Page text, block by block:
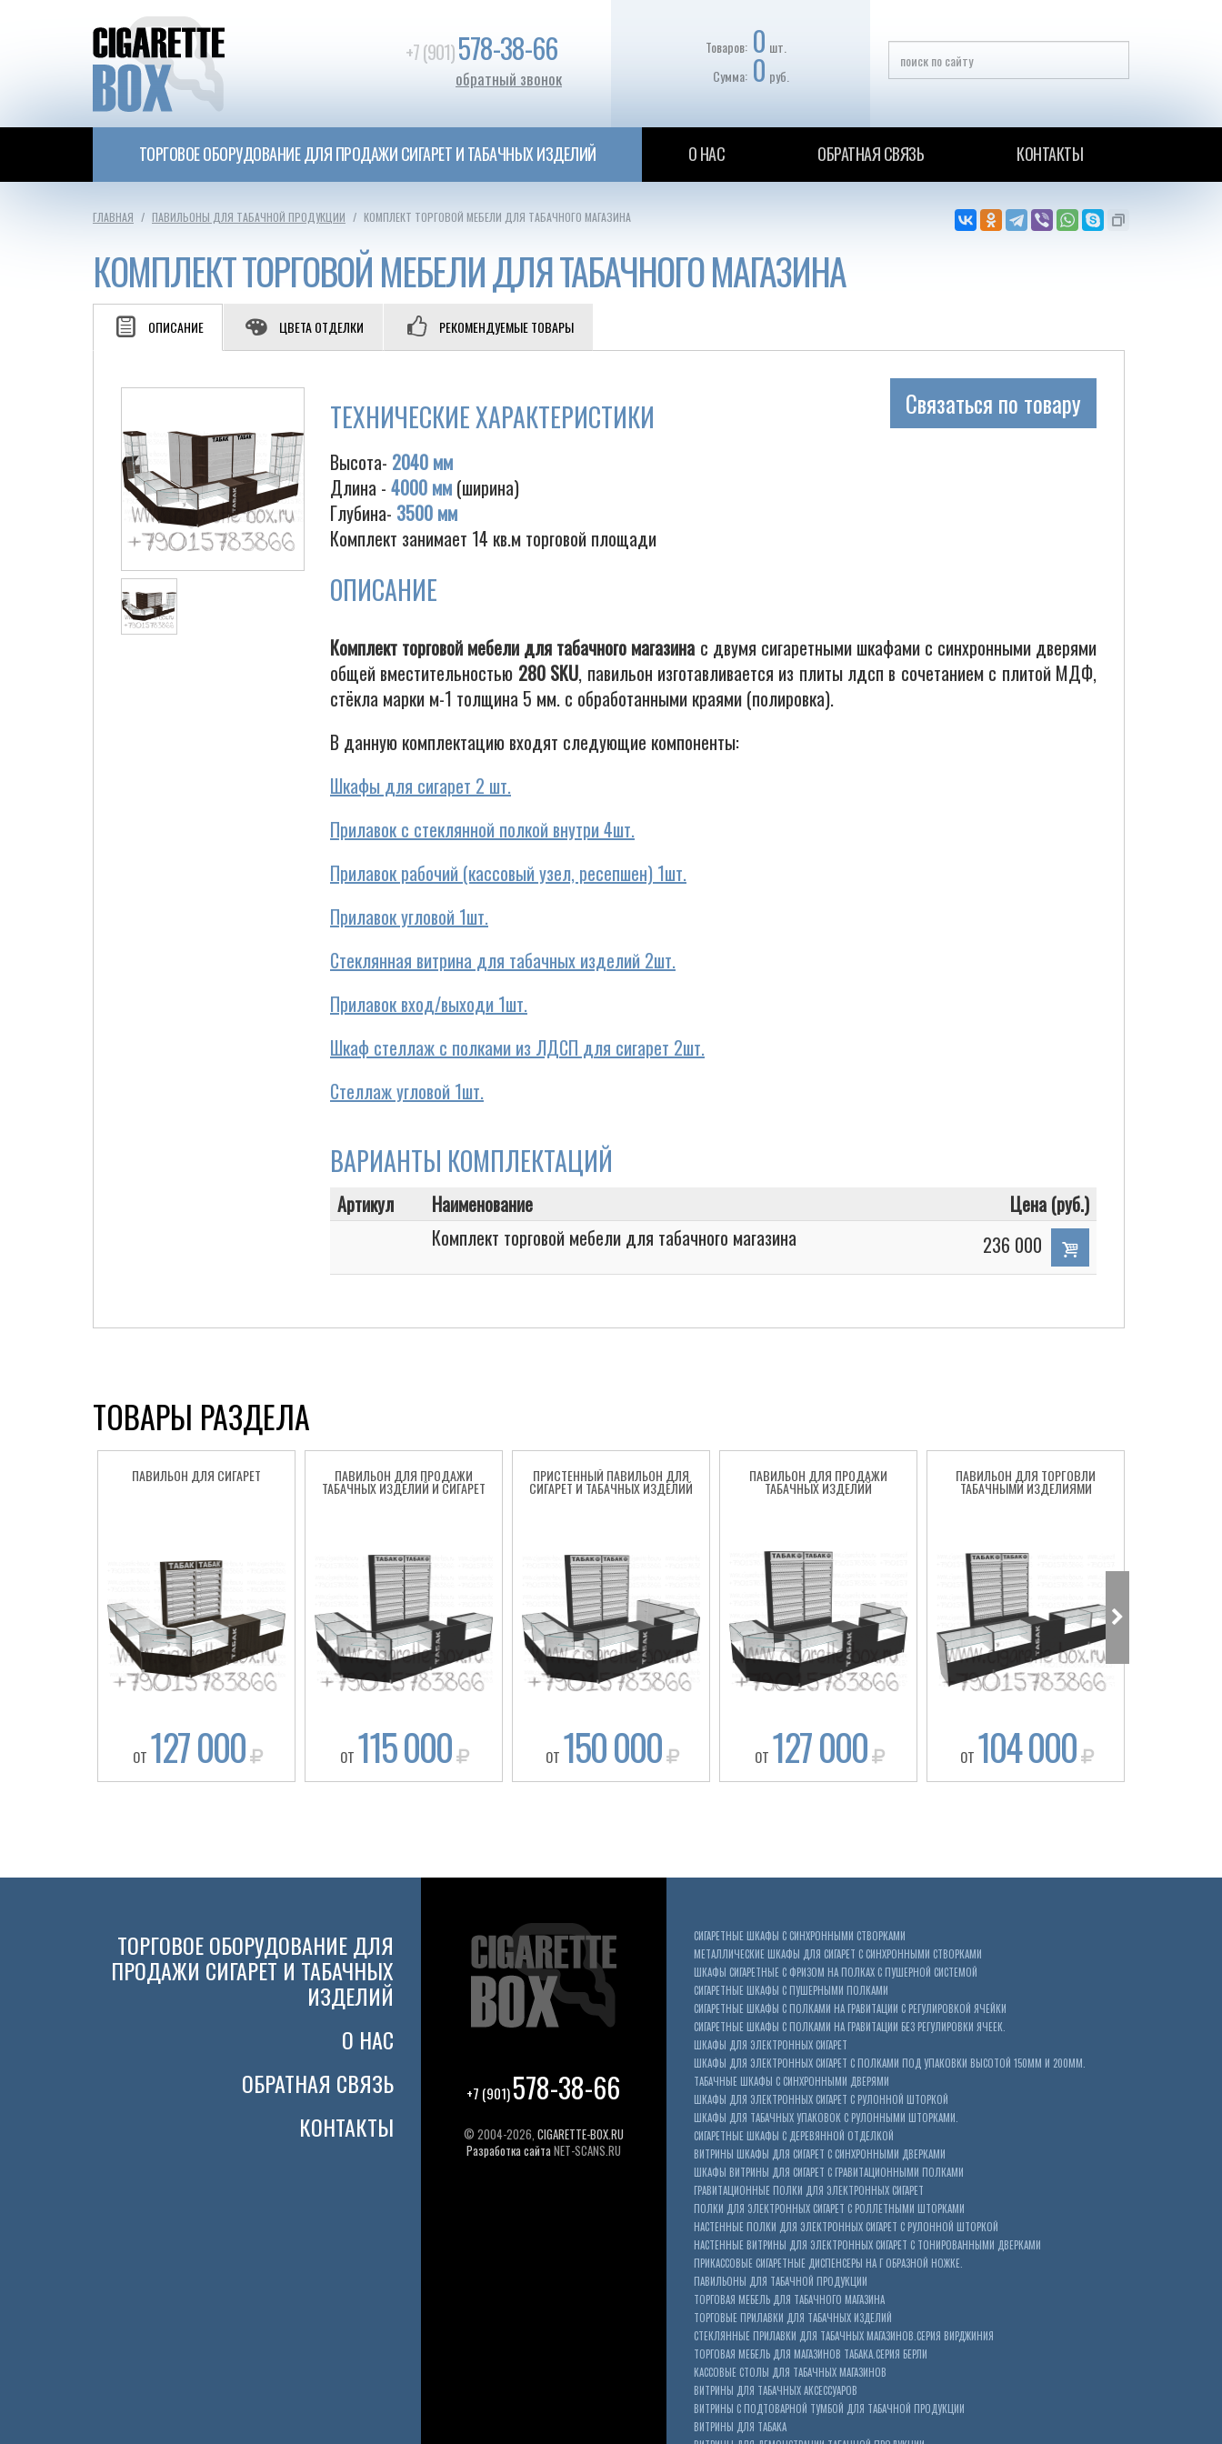
+7 (901)578-38-66
обратный звонок
Товаров: 0 шт.
Сумма: 0 руб.
ТОРГОВОЕ ОБОРУДОВАНИЕ ДЛЯ ПРОДАЖИ СИГАРЕТ И ТАБАЧНЫХ ИЗДЕЛИЙ О НАС ОБРАТНАЯ СВЯЗЬ КОНТАКТЫ
ГЛАВНАЯ ПАВИЛЬОНЫ ДЛЯ ТАБАЧНОЙ ПРОДУКЦИИ КОМПЛЕКТ ТОРГОВОЙ МЕБЕЛИ ДЛЯ ТАБАЧНОГО МАГАЗИНА
КОМПЛЕКТ ТОРГОВОЙ МЕБЕЛИ ДЛЯ ТАБАЧНОГО МАГАЗИНА
ОПИСАНИЕ ЦВЕТА ОТДЕЛКИ РЕКОМЕНДУЕМЫЕ ТОВАРЫ
Связаться по товару
ТЕХНИЧЕСКИЕ ХАРАКТЕРИСТИКИ
Высота- 2040 мм
Длина - 4000 мм (ширина)
Глубина- 3500 мм
Комплект занимает 14 кв.м торговой площади
ОПИСАНИЕ
Комплект торговой мебели для табачного магазина с двумя сигаретными шкафами с синхронными дверями
общей вместительностью 280 SKU, павильон изготавливается из плиты лдсп в сочетанием с плитой МДФ,
стёкла марки м-1 толщина 5 мм. с обработанными краями (полировка).
В данную комплектацию входят следующие компоненты:
Шкафы для сигарет 2 шт.
Прилавок с стеклянной полкой внутри 4шт.
Прилавок рабочий (кассовый узел, ресепшен) 1шт.
Прилавок угловой 1шт.
Стеклянная витрина для табачных изделий 2шт.
Прилавок вход/выходи 1шт.
Шкаф стеллаж с полками из ЛДСП для сигарет 2шт.
Стеллаж угловой 1шт.
ВАРИАНТЫ КОМПЛЕКТАЦИЙ
Артикул Наименование
Цена (руб.)
Комплект торговой мебели для табачного магазина
236 000
ТОВАРЫ РАЗДЕЛА
ПАВИЛЬОН ДЛЯ СИГАРЕТ
ОТ 127 000
ПАВИЛЬОН ДЛЯ ПРОДАЖИ
ТАБАЧНЫХ ИЗДЕЛИЙ И СИГАРЕТ
ОТ 115 000
ПРИСТЕННЫЙ ПАВИЛЬОН ДЛЯ
СИГАРЕТ И ТАБАЧНЫХ ИЗДЕЛИЙ
ОТ 150 000
ПАВИЛЬОН ДЛЯ ПРОДАЖИ
ТАБАЧНЫХ ИЗДЕЛИЙ
ОТ 127 000
ПАВИЛЬОН ДЛЯ ТОРГОВЛИ
ТАБАЧНЫМИ ИЗДЕЛИЯМИ
ОТ 104 000
ТОРГОВОЕ ОБОРУДОВАНИЕ ДЛЯ
ПРОДАЖИ СИГАРЕТ И ТАБАЧНЫХ
ИЗДЕЛИЙ
О НАС
ОБРАТНАЯ СВЯЗЬ
КОНТАКТЫ
+7 (901)578-38-66
© 2004-2026, CIGARETTE-BOX.RU
Разработка сайтаNET-SCANS.RU
СИГАРЕТНЫЕ ШКАФЫ С СИНХРОННЫМИ СТВОРКАМИ
МЕТАЛЛИЧЕСКИЕ ШКАФЫ ДЛЯ СИГАРЕТ С СИНХРОННЫМИ СТВОРКАМИ
ШКАФЫ СИГАРЕТНЫЕ С ФРИЗОМ НА ПОЛКАХ С ПУШЕРНОЙ СИСТЕМОЙ
СИГАРЕТНЫЕ ШКАФЫ С ПУШЕРНЫМИ ПОЛКАМИ
СИГАРЕТНЫЕ ШКАФЫ С ПОЛКАМИ НА ГРАВИТАЦИИ С РЕГУЛИРОВКОЙ ЯЧЕЙКИ
СИГАРЕТНЫЕ ШКАФЫ С ПОЛКАМИ НА ГРАВИТАЦИИ БЕЗ РЕГУЛИРОВКИ ЯЧЕЕК.
ШКАФЫ ДЛЯ ЭЛЕКТРОННЫХ СИГАРЕТ
ШКАФЫ ДЛЯ ЭЛЕКТРОННЫХ СИГАРЕТ С ПОЛКАМИ ПОД УПАКОВКИ ВЫСОТОЙ 150ММ И 200ММ.
ТАБАЧНЫЕ ШКАФЫ С СИНХРОННЫМИ ДВЕРЯМИ
ШКАФЫ ДЛЯ ЭЛЕКТРОННЫХ СИГАРЕТ С РУЛОННОЙ ШТОРКОЙ
ШКАФЫ ДЛЯ ТАБАЧНЫХ УПАКОВОК С РУЛОННЫМИ ШТОРКАМИ.
СИГАРЕТНЫЕ ШКАФЫ С ДЕРЕВЯННОЙ ОТДЕЛКОЙ
ВИТРИНЫ ШКАФЫ ДЛЯ СИГАРЕТ С СИНХРОННЫМИ ДВЕРКАМИ
ШКАФЫ ВИТРИНЫ ДЛЯ СИГАРЕТ С ГРАВИТАЦИОННЫМИ ПОЛКАМИ
ГРАВИТАЦИОННЫЕ ПОЛКИ ДЛЯ ЭЛЕКТРОННЫХ СИГАРЕТ
ПОЛКИ ДЛЯ ЭЛЕКТРОННЫХ СИГАРЕТ С РОЛЛЕТНЫМИ ШТОРКАМИ
НАСТЕННЫЕ ПОЛКИ ДЛЯ ЭЛЕКТРОННЫХ СИГАРЕТ С РУЛОННОЙ ШТОРКОЙ
НАСТЕННЫЕ ВИТРИНЫ ДЛЯ ЭЛЕКТРОННЫХ СИГАРЕТ С ТОНИРОВАННЫМИ ДВЕРКАМИ
ПРИКАССОВЫЕ СИГАРЕТНЫЕ ДИСПЕНСЕРЫ НА Г ОБРАЗНОЙ НОЖКЕ.
ПАВИЛЬОНЫ ДЛЯ ТАБАЧНОЙ ПРОДУКЦИИ
ТОРГОВАЯ МЕБЕЛЬ ДЛЯ ТАБАЧНОГО МАГАЗИНА
ТОРГОВЫЕ ПРИЛАВКИ ДЛЯ ТАБАЧНЫХ ИЗДЕЛИЙ
СТЕКЛЯННЫЕ ПРИЛАВКИ ДЛЯ ТАБАЧНЫХ МАГАЗИНОВ.СЕРИЯ ВИРДЖИНИЯ
ТОРГОВАЯ МЕБЕЛЬ ДЛЯ МАГАЗИНОВ ТАБАКА.СЕРИЯ БЕРЛИ
КАССОВЫЕ СТОЛЫ ДЛЯ ТАБАЧНЫХ МАГАЗИНОВ
ВИТРИНЫ ДЛЯ ТАБАЧНЫХ АКСЕССУАРОВ
ВИТРИНЫ С ПОДТОВАРНОЙ ТУМБОЙ ДЛЯ ТАБАЧНОЙ ПРОДУКЦИИ
ВИТРИНЫ ДЛЯ ТАБАКА